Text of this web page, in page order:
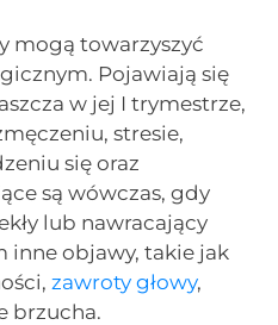
mogą towarzyszyć
Pojawiają się
w jej I trymestrze,
stresie,
się oraz
są wówczas, gdy
lub nawracający
inne objawy, takie jak
zawroty głowy,
brzucha.